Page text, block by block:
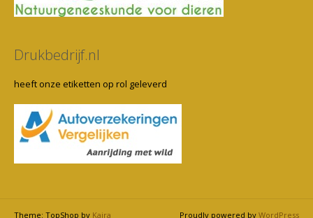
Drukbedrijf.nl
heeft onze etiketten op rol geleverd
Theme: TopShop by Kaira Proudly powered by WordPress